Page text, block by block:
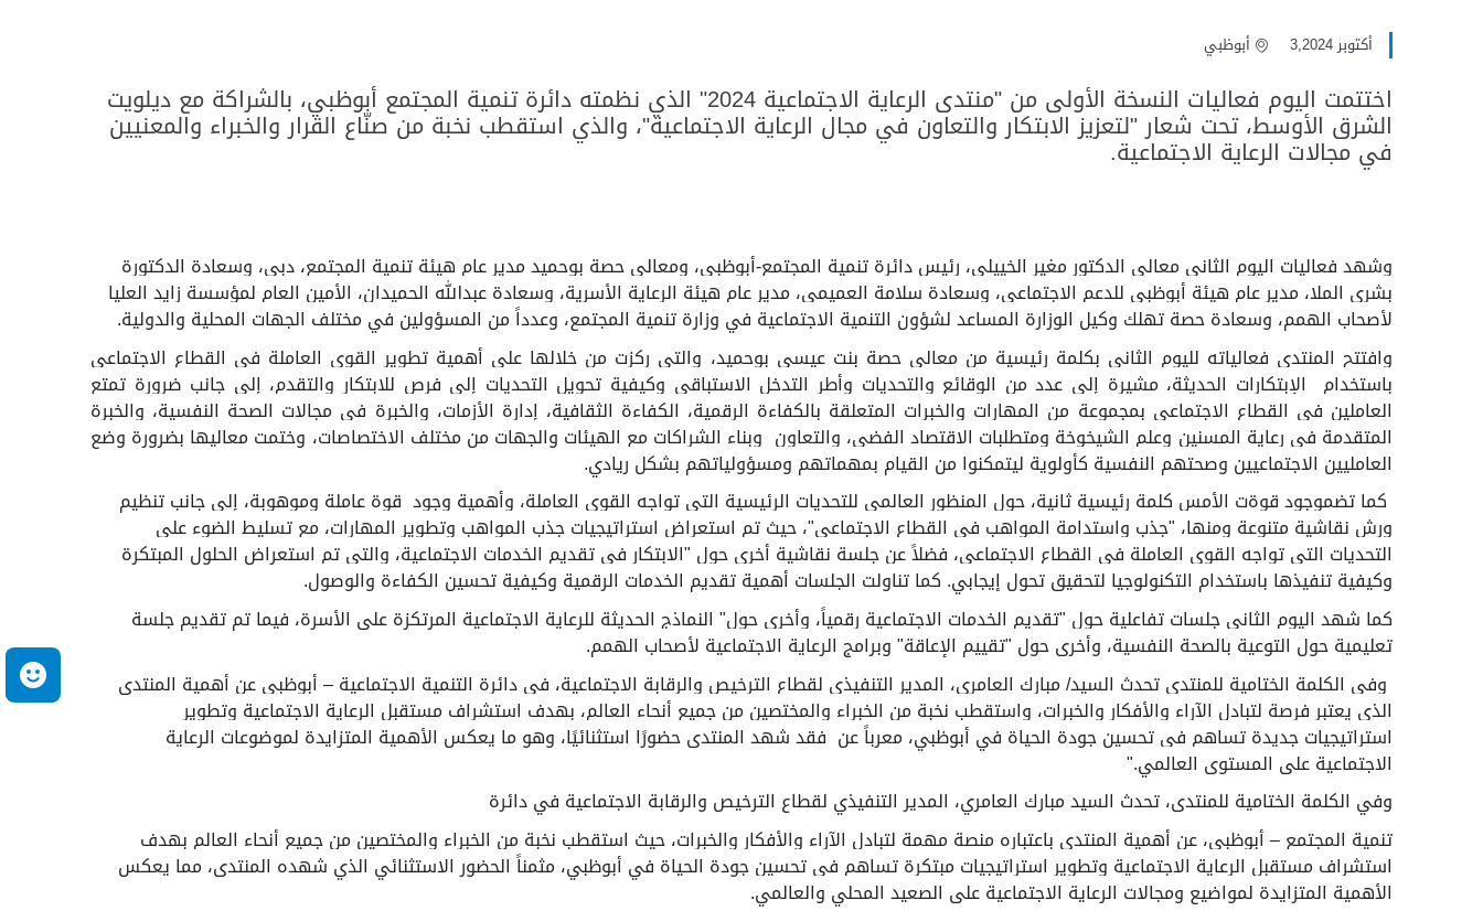
أكتوبر 3,2024 أبوظبي
اختتمت اليوم فعاليات النسخة الأولى من "منتدى الرعاية الاجتماعية 2024" الذي نظمته دائرة تنمية المجتمع أبوظبي، بالشراكة مع ديلويت
الشرق الأوسط، تحت شعار "لتعزيز الابتكار والتعاون في مجال الرعاية الاجتماعية"، والذي استقطب نخبة من صنّاع القرار والخبراء والمعنيين
في مجالات الرعاية الاجتماعية.
وشهد فعاليات اليوم الثاني معالي الدكتور مغير الخييلي، رئيس دائرة تنمية المجتمع-أبوظبي، ومعالي حصة بوحميد مدير عام هيئة تنمية المجتمع، دبي، وسعادة الدكتورة
بشرى الملا، مدير عام هيئة أبوظبي للدعم الاجتماعي، وسعادة سلامة العميمي، مدير عام هيئة الرعاية الأسرية، وسعادة عبدالله الحميدان، الأمين العام لمؤسسة زايد العليا
لأصحاب الهمم، وسعادة حصة تهلك وكيل الوزارة المساعد لشؤون التنمية الاجتماعية في وزارة تنمية المجتمع، وعدداً من المسؤولين في مختلف الجهات المحلية والدولية.
وافتتح المنتدى فعالياته لليوم الثاني بكلمة رئيسية منمعالي حصة بنت عيسى بوحميد، والتي ركزت من خلالها على أهمية تطوير القوى العاملة في القطاع الاجتماعي
باستخدام الإبتكارات الحديثة، مشيرة إلى عدد من الوقائع والتحديات وأطر التدخل الاستباقي وكيفية تحويل التحديات إلى فرص للابتكار والتقدم، إلى جانب ضرورة تمتع
العاملين في القطاع الاجتماعي بمجموعة من المهارات والخبرات المتعلقة بالكفاءة الرقمية، الكفاءة الثقافية، إدارة الأزمات، والخبرة في مجالات الصحة النفسية، والخبرة
المتقدمة في رعاية المسنين وعلم الشيخوخة ومتطلبات الاقتصاد الفضي، والتعاون وبناء الشراكات مع الهيئات والجهات من مختلف الاختصاصات، وختمت معاليها بضرورة وضع
العامليين الاجتماعيين وصحتهم النفسية كأولوية ليتمكنوا من القيام بمهماتهم ومسؤولياتهم بشكل ريادي.
كما تضموجود قوةت الأمس كلمة رئيسية ثانية، حول المنظور العالمي للتحديات الرئيسية التي تواجه القوى العاملة، وأهمية وجود قوة عاملة وموهوبة، إلى جانب تنظيم
ورش نقاشية متنوعة ومنها، "جذب واستدامة المواهب في القطاع الاجتماعي"، حيث تم استعراض استراتيجيات جذب المواهب وتطوير المهارات، مع تسليط الضوء على
التحديات التي تواجه القوى العاملة في القطاع الاجتماعي، فضلاً عن جلسة نقاشية أخرى حول "الابتكار في تقديم الخدمات الاجتماعية، والتي تم استعراض الحلول المبتكرة
وكيفية تنفيذها باستخدام التكنولوجيا لتحقيق تحول إيجابي. كما تناولت الجلسات أهمية تقديم الخدمات الرقمية وكيفية تحسين الكفاءة والوصول.
كما شهد اليوم الثاني جلسات تفاعلية حول "تقديم الخدمات الاجتماعية رقمياً، وأخرى حول" النماذج الحديثة للرعاية الاجتماعية المرتكزة على الأسرة، فيما تم تقديم جلسة
تعليمية حول التوعية بالصحة النفسية، وأخرى حول "تقييم الإعاقة" وبرامج الرعاية الاجتماعية لأصحاب الهمم.
وفي الكلمة الختامية للمنتدى تحدث السيد/ مبارك العامري، المدير التنفيذي لقطاع الترخيص والرقابة الاجتماعية، في دائرة التنمية الاجتماعية – أبوظبي عن أهمية المنتدى
الذي يعتبر فرصة لتبادل الآراء والأفكار والخبرات، واستقطب نخبة من الخبراء والمختصين من جميع أنحاء العالم، بهدف استشراف مستقبل الرعاية الاجتماعية وتطوير
استراتيجيات جديدة تساهم في تحسين جودة الحياة في أبوظبي، معرباً عن فقد شهد المنتدى حضورًا استثنائيًا، وهو ما يعكس الأهمية المتزايدة لموضوعات الرعاية
الاجتماعية على المستوى العالمي".
وفي الكلمة الختامية للمنتدى، تحدث السيد مبارك العامري، المدير التنفيذي لقطاع الترخيص والرقابة الاجتماعية في دائرة
تنمية المجتمع – أبوظبي، عن أهمية المنتدى باعتباره منصة مهمة لتبادل الآراء والأفكار والخبرات، حيث استقطب نخبة من الخبراء والمختصين من جميع أنحاء العالم بهدف
استشراف مستقبل الرعاية الاجتماعية وتطوير استراتيجيات مبتكرة تساهم في تحسين جودة الحياة في أبوظبي، مثمناً الحضور الاستثنائي الذي شهده المنتدى، مما يعكس
الأهمية المتزايدة لمواضيع ومجالات الرعاية الاجتماعية على الصعيد المحلي والعالمي.